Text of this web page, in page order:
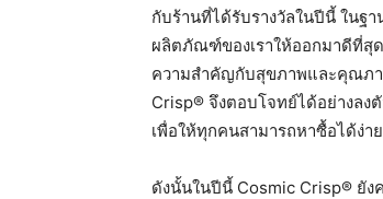
กับร้านที่ได้รับรางวัลในปีนี้ ในฐ
ผลิตภัณฑ์ของเราให้ออกมาดีที่สุ
ความสำคัญกับสุขภาพและคุณภา
Crisp® จึงตอบโจทย์ได้อย่างลง
เพื่อให้ทุกคนสามารถหาซื้อได้ง่า
ดังนั้นในปีนี้ Cosmic Crisp® ยัง